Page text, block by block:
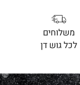
משלוחים
לכל גוש דן